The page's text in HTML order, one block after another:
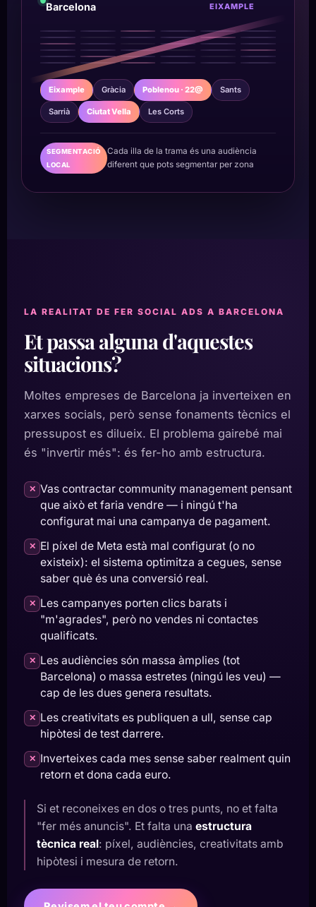
Barcelona
EIXAMPLE
Eixample Gràcia Poblenou · 22@ Sants
Sarrià Ciutat Vella Les Corts
SEGMENTACIÓ
LOCAL
Cada illa de la trama és una audiència
diferent que pots segmentar per zona
LA REALITAT DE FER SOCIAL ADS A BARCELONA
Et passa alguna d'aquestes
situacions?
Moltes empreses de Barcelona ja inverteixen en
xarxes socials, però sense fonaments tècnics el
pressupost es dilueix. El problema gairebé mai
és "invertir més": és fer-ho amb estructura.
✕ Vas contractar community management pensant
que això et faria vendre — i ningú t'ha
configurat mai una campanya de pagament.
✕ El píxel de Meta està mal configurat (o no
existeix): el sistema optimitza a cegues, sense
saber què és una conversió real.
✕ Les campanyes porten clics barats i
"m'agrades", però no vendes ni contactes
qualificats.
✕ Les audiències són massa àmplies (tot
Barcelona) o massa estretes (ningú les veu) —
cap de les dues genera resultats.
✕ Les creativitats es publiquen a ull, sense cap
hipòtesi de test darrere.
✕ Inverteixes cada mes sense saber realment quin
retorn et dona cada euro.
Si et reconeixes en dos o tres punts, no et falta
"fer més anuncis". Et falta una estructura
tècnica real: píxel, audiències, creativitats amb
hipòtesi i mesura de retorn.